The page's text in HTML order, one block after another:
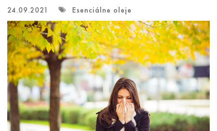
24.09.2021 Esenciálne oleje